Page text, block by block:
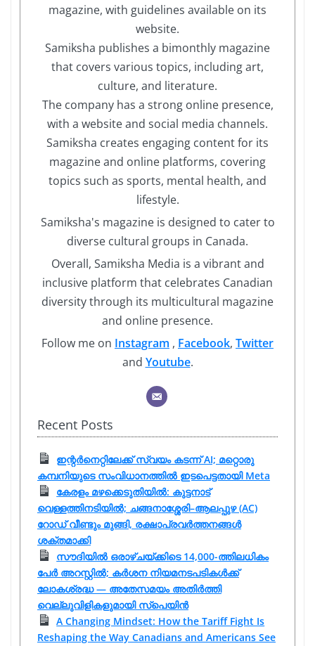
magazine, with guidelines available on its
website.
Samiksha publishes a bimonthly magazine
that covers various topics, including art,
culture, and literature.
The company has a strong online presence,
with a website and social media channels.
Samiksha creates engaging content for its
magazine and online platforms, covering
topics such as sports, mental health, and
lifestyle.
Samiksha's magazine is designed to cater to
diverse cultural groups in Canada.
Overall, Samiksha Media is a vibrant and
inclusive platform that celebrates Canadian
diversity through its multicultural magazine
and online presence.
Follow me on Instagram , Facebook, Twitter
and Youtube.
Recent Posts
ഇന്റർനെറ്റിലേക്ക് സ്വയം കടന്ന് AI; മറ്റൊരു
കമ്പനിയുടെ സംവിധാനത്തിൽ ഇടപെട്ടതായി Meta
കേരളം മഴക്കെടുതിയിൽ: കുട്ടനാട്
വെള്ളത്തിനടിയിൽ; ചങ്ങനാശ്ശേരി–ആലപ്പുഴ (AC)
റോഡ് വീണ്ടും മുങ്ങി, രക്ഷാപ്രവർത്തനങ്ങൾ
ശക്തമാക്കി
സൗദിയിൽ ഒരാഴ്ചയ്ക്കിടെ 14,000-ത്തിലധികം
പേർ അറസ്റ്റിൽ; കർശന നിയമനടപടികൾക്ക്
ലോകശ്രദ്ധ — അതേസമയം അതിർത്തി
വെല്ലുവിളികളുമായി സ്പെയിൻ
A Changing Mindset: How the Tariff Fight Is
Reshaping the Way Canadians and Americans See